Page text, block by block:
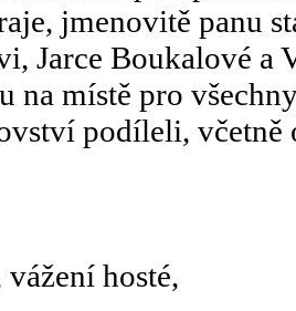
jmenovitě panu
Jarce Boukalové a
na místě pro
podíleli, včetně
hosté,